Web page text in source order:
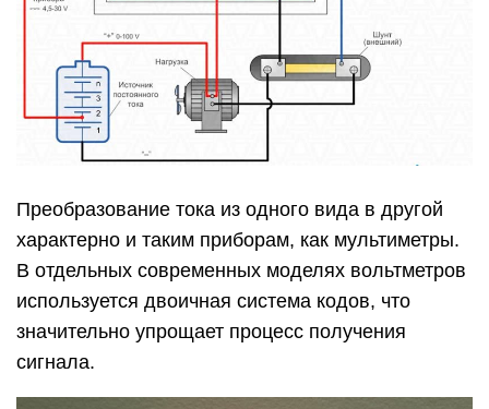
Преобразование тока из одного вида в другой
характерно и таким приборам, как мультиметры.
В отдельных современных моделях вольтметров
используется двоичная система кодов, что
значительно упрощает процесс получения
сигнала.